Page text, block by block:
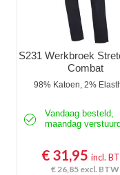
S231 Werkbroek
Combat
98% Katoen, 2%
Vandaag besteld,
maandag verstuurd
€ 31,95incl.
€ 26,85 excl. BTW